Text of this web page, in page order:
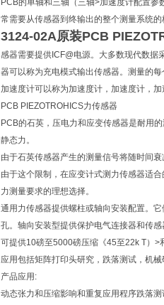
PCB的单轴和三轴（三轴>加速度计配置
常需要从传感器到终输出的整个测量系统
3124-02A原装PCB
感器需要提供ICF@电源。大多数现代数据
器可以称为充电模式输出传感器。测量的
加速度计可以称为加速度计，加速度计，
PCB PIEZOTROHICS力传感器
PCB的石英，压电力和应变传感器是耐用
静态力。
由于石英传感器产生的测量信号将随时间
由于这个限制，在应变计式测力传感器适
力测量要求的理想选择。
通用力传感器提供螺柱或轴向安装配置。
孔。轴向安装型提供保护电气连接器和传
可提供10磅至5000磅压缩《45至22k T）
应用包括矩阵打印头研究，跌落测试，机
产品应用:
动态张力和压缩影响和重复应用程序跌落测